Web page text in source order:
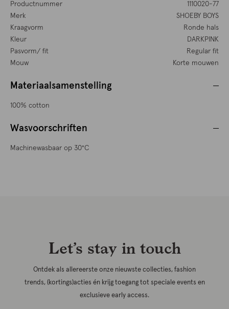
Productnummer
1110020-77
Merk
SHOEBY BOYS
Kraagvorm
Ronde hals
Kleur
DARKPINK
Pasvorm/ fit
Regular fit
Mouw
Korte mouwen
Materiaalsamenstelling
100% cotton
Wasvoorschriften
Machinewasbaar op 30°C
Let’s stay in touch
Ontdek als allereerste onze nieuwste collecties, fashion
trends, (kortings)acties én krijg toegang tot speciale events en
exclusieve early access.